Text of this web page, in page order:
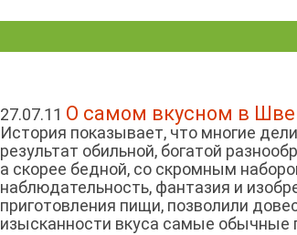
27.07.11 О самом вкусном в
История показывает, что многие
результат обильной, богатой
а скорее бедной, со скромным
наблюдательность, фантазия и
приготовления пищи, позволили
изысканности вкуса самые обычные